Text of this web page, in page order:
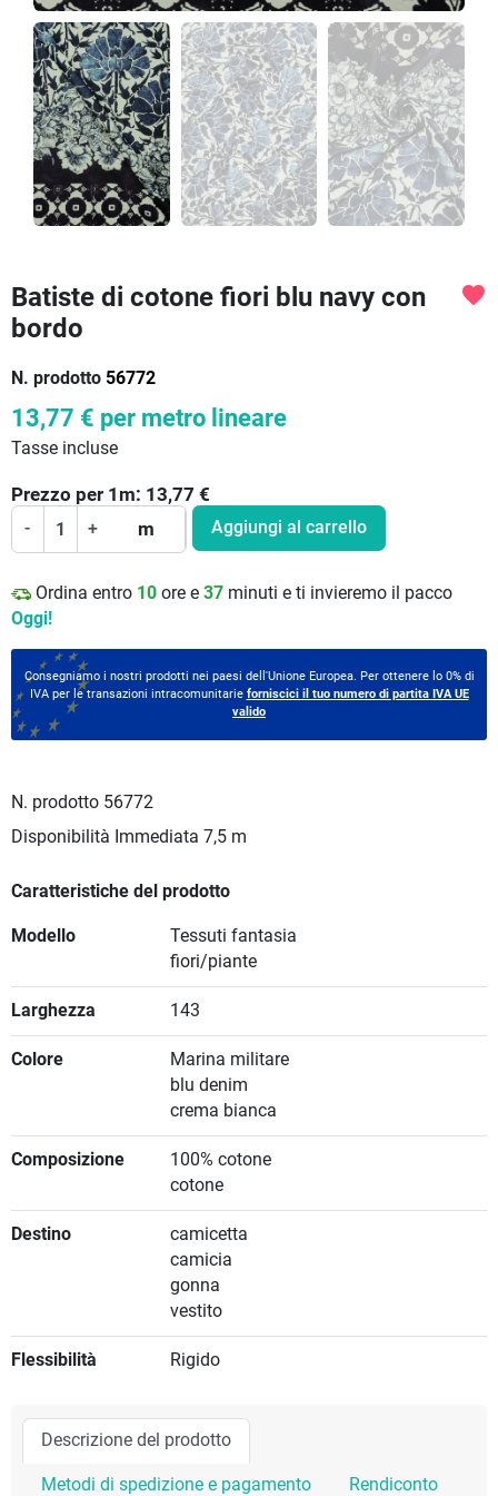
Batiste di cotone fiori blu navy con
bordo
N. prodotto 56772
favorite
13,77 € per metro lineare
Tasse incluse
Prezzo per 1 m: 13,77 €
- + m Aggiungi al carrello
Ordina entro 10 ore e 37 minuti e ti invieremo il pacco
Oggi!
Consegniamo i nostri prodotti nei paesi dell'Unione Europea. Per ottenere lo 0% di
IVA per le transazioni intracomunitarie forniscici il tuo numero di partita IVA UE
valido
N. prodotto 56772
Disponibilità Immediata 7,5 m
Caratteristiche del prodotto
Modello
Tessuti fantasia
fiori/piante
Larghezza 143
Colore
Marina militare
blu denim
crema bianca
Composizione
100% cotone
cotone
Destino
camicetta
camicia
gonna
vestito
Flessibilità Rigido
Descrizione del prodotto
Metodi di spedizione e pagamento Rendiconto